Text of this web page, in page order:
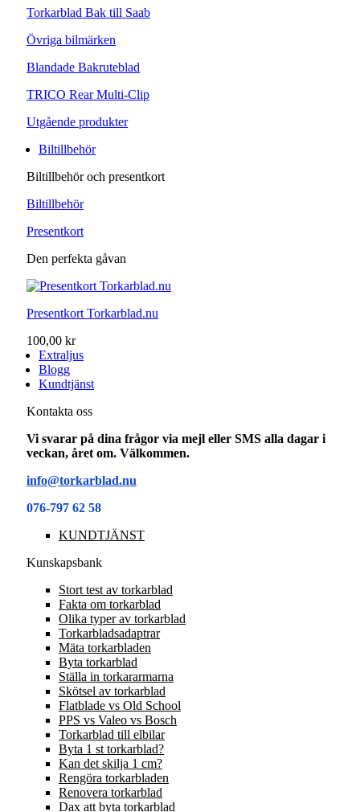
Torkarblad Bak till Saab
Övriga bilmärken
Blandade Bakruteblad
TRICO Rear Multi-Clip
Utgående produkter
Biltillbehör
Biltillbehör och presentkort
Biltillbehör
Presentkort
Den perfekta gåvan
Presentkort Torkarblad.nu
100,00 kr
Extraljus
Blogg
Kundtjänst
Kontakta oss
Vi svarar på dina frågor via mejl eller SMS alla dagar i
veckan, året om. Välkommen.
info@torkarblad.nu
076-797 62 58
KUNDTJÄNST
Kunskapsbank
Stort test av torkarblad
Fakta om torkarblad
Olika typer av torkarblad
Torkarbladsadaptrar
Mäta torkarbladen
Byta torkarblad
Ställa in torkararmarna
Skötsel av torkarblad
Flatblade vs Old School
PPS vs Valeo vs Bosch
Torkarblad till elbilar
Byta 1 st torkarblad?
Kan det skilja 1 cm?
Rengöra torkarbladen
Renovera torkarblad
Dax att byta torkarblad